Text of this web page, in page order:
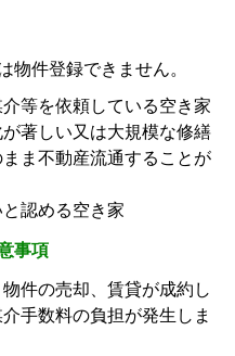
物件登録できません。
等を依頼している空き家
著しい又は大規模な修繕
ま不動産流通することが
認める空き家
事項
件の売却、賃貸が成約し
手数料の負担が発生しま